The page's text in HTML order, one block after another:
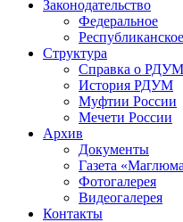
Законодательство
Федеральное
Республиканское
Структура
Справка о РДУМ
История РДУМ
Муфтии России
Мечети России
Архив
Документы
Газета
Фотогалерея
Видеогалерея
Контакты